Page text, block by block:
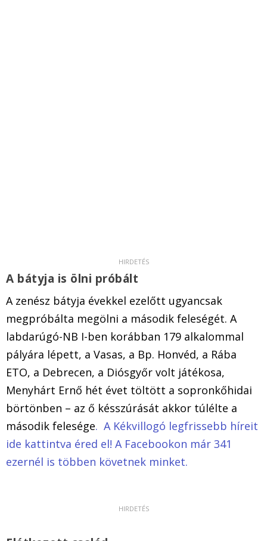
A bátyja is ölni próbált
A zenész bátyja évekkel ezelőtt ugyancsak
megpróbálta megölni a második feleségét. A
labdarúgó-NB I-ben korábban 179 alkalommal
pályára lépett, a Vasas, a Bp. Honvéd, a Rába
ETO, a Debrecen, a Diósgyőr volt játékosa,
Menyhárt Ernő hét évet töltött a sopronkőhidai
börtönben – az ő késszúrását akkor túlélte a
második felesége. A Kékvillogó legfrissebb híreit
ide kattintva éred el! A Facebookon már 341
ezernél is többen követnek minket.